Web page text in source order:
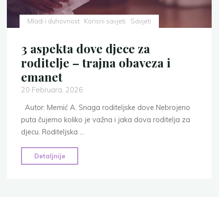
1.
dio"
Mladi i duhovnost Korisni savjeti Savjeti
3 aspekta dove djece za
roditelje – trajna obaveza i
emanet
20 Februara, 2026
Autor: Memić A. Snaga roditeljske dove Nebrojeno
puta čujemo koliko je važna i jaka dova roditelja za
djecu. Roditeljska …
Detaljnije
aspekta